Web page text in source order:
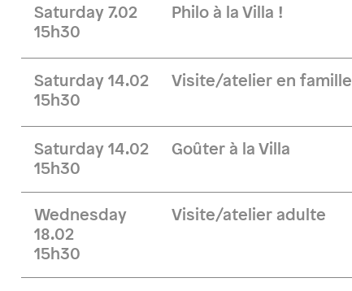
Saturday 7.02
15h30
Philo à la Villa !
Saturday 14.02
15h30
Visite/atelier en famille
Saturday 14.02
15h30
Goûter à la Villa
Wednesday
18.02
15h30
Visite/atelier adulte